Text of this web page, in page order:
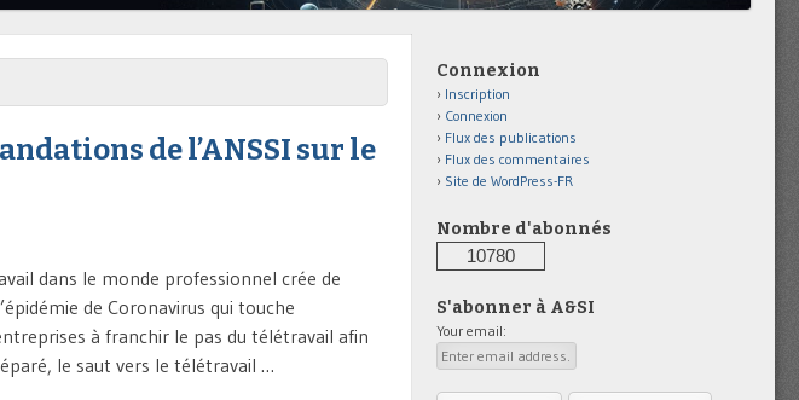
de l’ANSSI sur le
dans le monde professionnel crée de
de Coronavirus qui touche
à franchir le pas du télétravail afin
le saut vers le télétravail …
Connexion
Inscription
Connexion
Flux des publications
Flux des commentaires
Site de WordPress-FR
Nombre d'abonnés
10780
S'abonner à A&SI
Your email: